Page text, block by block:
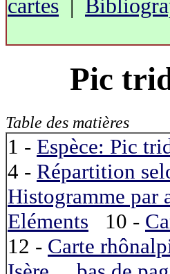
cartes |
Pic
Table des matières
1 - Espèce: Pic
4 - Répartition
Histogramme par
Eléments 10 -
12 - Carte